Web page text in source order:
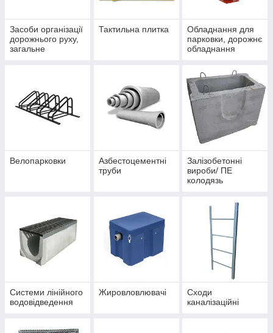
Засоби організації
дорожнього руху,
загальне
Тактильна плитка
Обладнання для
парковки, дорожнє
обладнання
Велопарковки
Азбестоцементні
труби
Залізобетонні
вироби/ ПЕ
колодязь
Системи лінійного
водовідведення
Жировловлювачі
Сходи
каналізаційні